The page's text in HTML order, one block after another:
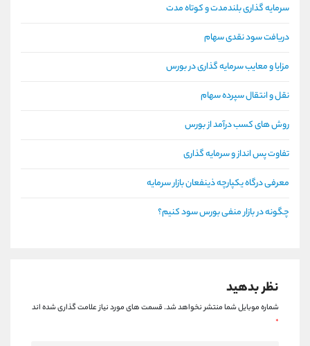
سرمایه گذاری بلندمدت و کوتاه مدت
دریافت سود نقدی سهام
مزایا و معایب سرمایه گذاری در بورس
نقل و انتقال سپرده سهام
روش های کسب درآمد از بورس
تفاوت پس انداز و سرمایه گذاری
معرفی درگاه یکپارچه ذینفعان بازار سرمایه
چگونه در بازار منفی بورس سود کنیم؟
نظر بدهید
شماره موبایل شما منتشر نخواهد شد.قسمت های مورد نیاز علامت گذاری شده اند
*